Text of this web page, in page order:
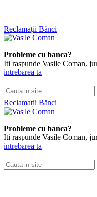
Skip
to
Reclamații Bănci
Probleme cu banca?
Iti raspunde Vasile Coman,
intrebarea ta
Cauta
in
site
Reclamații Bănci
Probleme cu banca?
Iti raspunde Vasile Coman,
intrebarea ta
Cauta
in